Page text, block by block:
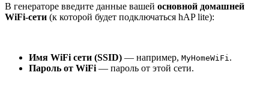
В генераторе введите данные вашей основной домашней
WiFi-сети (к которой будет подключаться hAP lite):
Имя WiFi сети (SSID) — например, MyHomeWiFi .
Пароль от WiFi — пароль от этой сети.